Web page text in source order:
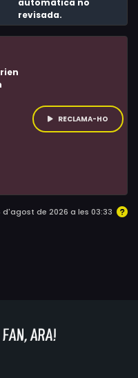
revisada.
RECLAMA-HO
de 2026 a les 03:33